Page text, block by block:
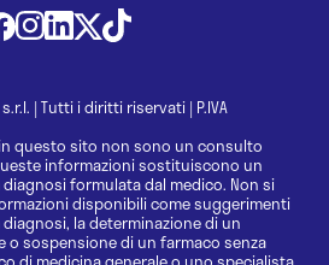
| Tutti i diritti riservati | P.IVA
questo sito non sono un consulto
informazioni sostituiscono un
formulata dal medico. Non si
disponibili come suggerimenti
la determinazione di un
o sospensione di un farmaco senza